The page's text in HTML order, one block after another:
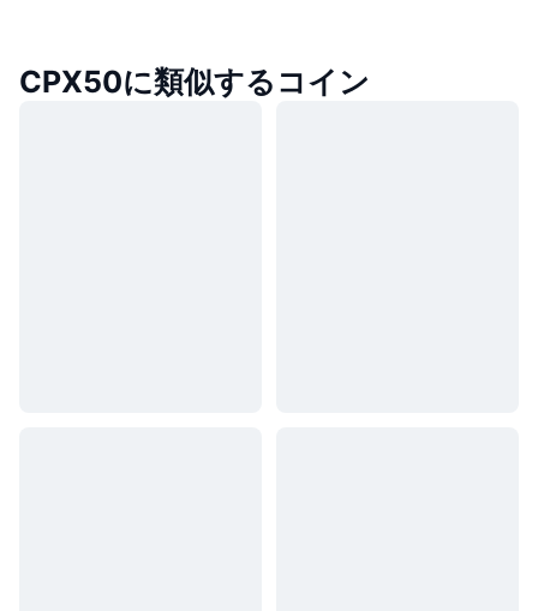
CPX50に類似するコイン